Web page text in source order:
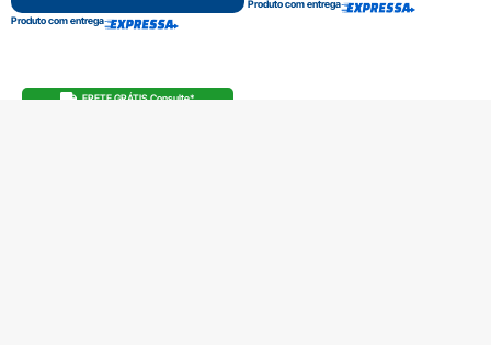
Produto com entrega
Produto com entrega
FRETE GRÁTIS Consulte*